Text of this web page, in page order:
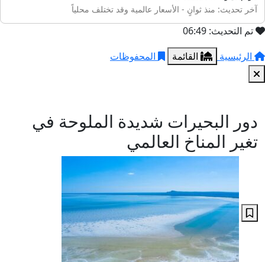
آخر تحديث: منذ ثوانٍ - الأسعار عالمية وقد تختلف محلياً
تم التحديث: 06:49
الرئيسية
القائمة المحفوظات
دور البحيرات شديدة الملوحة في
تغير المناخ العالمي